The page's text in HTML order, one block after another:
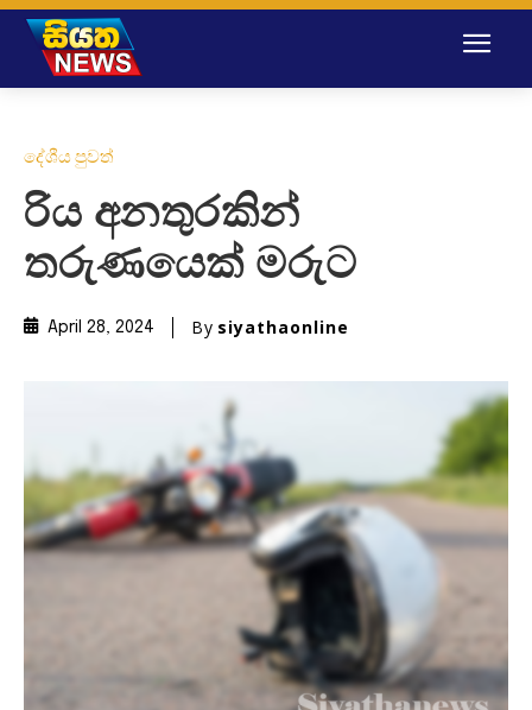
දේශීය පුවත්
රිය අනතුරකින්
තරුණයෙක් මරුට
April 28, 2024 By siyathaonline